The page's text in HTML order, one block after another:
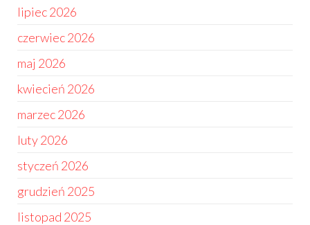
lipiec 2026
czerwiec 2026
maj 2026
kwiecień 2026
marzec 2026
luty 2026
styczeń 2026
grudzień 2025
listopad 2025